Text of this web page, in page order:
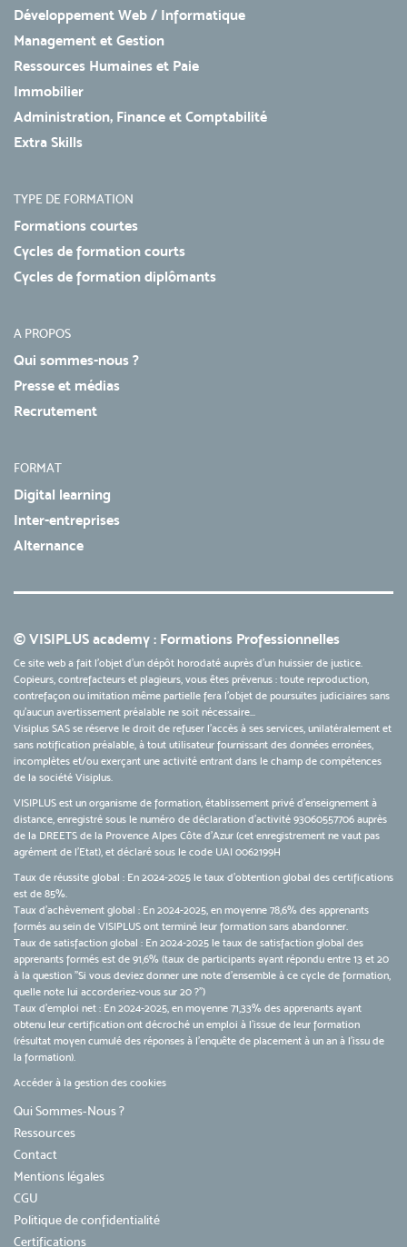
Développement Web / Informatique
Management et Gestion
Ressources Humaines et Paie
Immobilier
Administration, Finance et Comptabilité
Extra Skills
TYPE DE FORMATION
Formations courtes
Cycles de formation courts
Cycles de formation diplômants
A PROPOS
Qui sommes-nous ?
Presse et médias
Recrutement
FORMAT
Digital learning
Inter-entreprises
Alternance
© VISIPLUS academy : Formations Professionnelles
Ce site web a fait l'objet d'un dépôt horodaté auprès d'un huissier de justice.
Copieurs, contrefacteurs et plagieurs, vous êtes prévenus : toute reproduction,
contrefaçon ou imitation même partielle fera l'objet de poursuites judiciaires sans
qu’aucun avertissement préalable ne soit nécessaire...
Visiplus SAS se réserve le droit de refuser l'accès à ses services, unilatéralement et
sans notification préalable, à tout utilisateur fournissant des données erronées,
incomplètes et/ou exerçant une activité entrant dans le champ de compétences
de la société Visiplus.
VISIPLUS est un organisme de formation, établissement privé d’enseignement à
distance, enregistré sous le numéro de déclaration d’activité 93060557706 auprès
de la DREETS de la Provence Alpes Côte d’Azur (cet enregistrement ne vaut pas
agrément de l’Etat), et déclaré sous le code UAI 0062199H
Taux de réussite global : En 2024-2025 le taux d'obtention global des certifications
est de 85%.
Taux d’achèvement global : En 2024-2025, en moyenne 78,6% des apprenants
formés au sein de VISIPLUS ont terminé leur formation sans abandonner.
Taux de satisfaction global : En 2024-2025 le taux de satisfaction global des
apprenants formés est de 91,6% (taux de participants ayant répondu entre 13 et 20
à la question "Si vous deviez donner une note d’ensemble à ce cycle de formation,
quelle note lui accorderiez-vous sur 20 ?")
Taux d’emploi net : En 2024-2025, en moyenne 71,33% des apprenants ayant
obtenu leur certification ont décroché un emploi à l'issue de leur formation
(résultat moyen cumulé des réponses à l'enquête de placement à un an à l'issu de
la formation).
Accéder à la gestion des cookies
Qui Sommes-Nous ?
Ressources
Contact
Mentions légales
CGU
Politique de confidentialité
Certifications